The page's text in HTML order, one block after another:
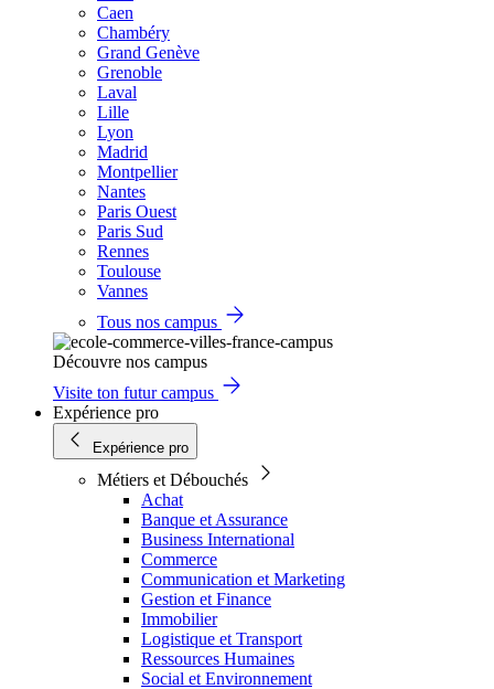
Caen
Chambéry
Grand Genève
Grenoble
Laval
Lille
Lyon
Madrid
Montpellier
Nantes
Paris Ouest
Paris Sud
Rennes
Toulouse
Vannes
Tous nos campus
Découvre nos campus
Visite ton futur campus
Expérience pro
Expérience pro
Métiers et Débouchés
Achat
Banque et Assurance
Business International
Commerce
Communication et Marketing
Gestion et Finance
Immobilier
Logistique et Transport
Ressources Humaines
Social et Environnement